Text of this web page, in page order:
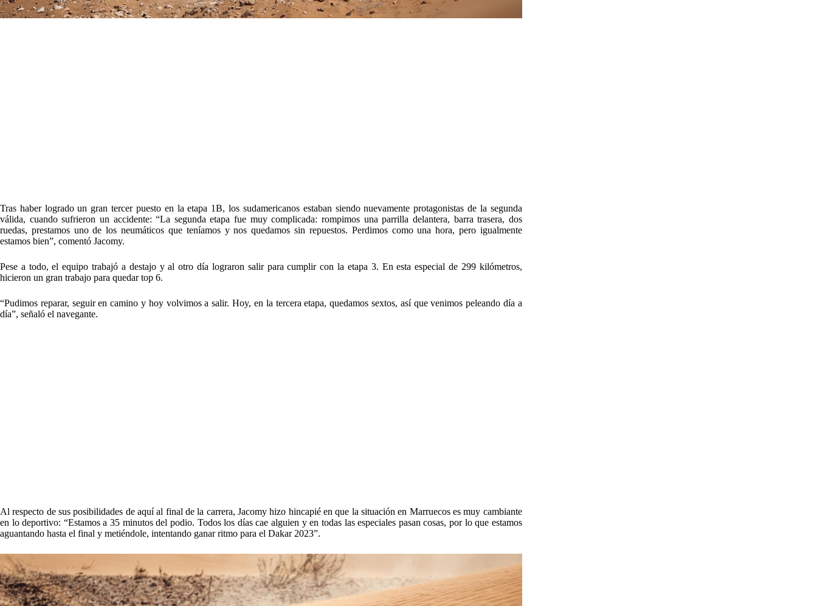
Tras haber logrado un gran tercer puesto en la etapa 1B, los sudamericanos estaban siendo nuevamente protagonistas de la segunda
válida, cuando sufrieron un accidente: “La segunda etapa fue muy complicada: rompimos una parrilla delantera, barra trasera, dos
ruedas, prestamos uno de los neumáticos que teníamos y nos quedamos sin repuestos. Perdimos como una hora, pero igualmente
estamos bien”, comentó Jacomy.
Pese a todo, el equipo trabajó a destajo y al otro día lograron salir para cumplir con la etapa 3. En esta especial de 299 kilómetros,
hicieron un gran trabajo para quedar top 6.
“Pudimos reparar, seguir en camino y hoy volvimos a salir. Hoy, en la tercera etapa, quedamos sextos, así que venimos peleando día a
día”, señaló el navegante.
Al respecto de sus posibilidades de aquí al final de la carrera, Jacomy hizo hincapié en que la situación en Marruecos es muy cambiante
en lo deportivo: “Estamos a 35 minutos del podio. Todos los días cae alguien y en todas las especiales pasan cosas, por lo que estamos
aguantando hasta el final y metiéndole, intentando ganar ritmo para el Dakar 2023”.